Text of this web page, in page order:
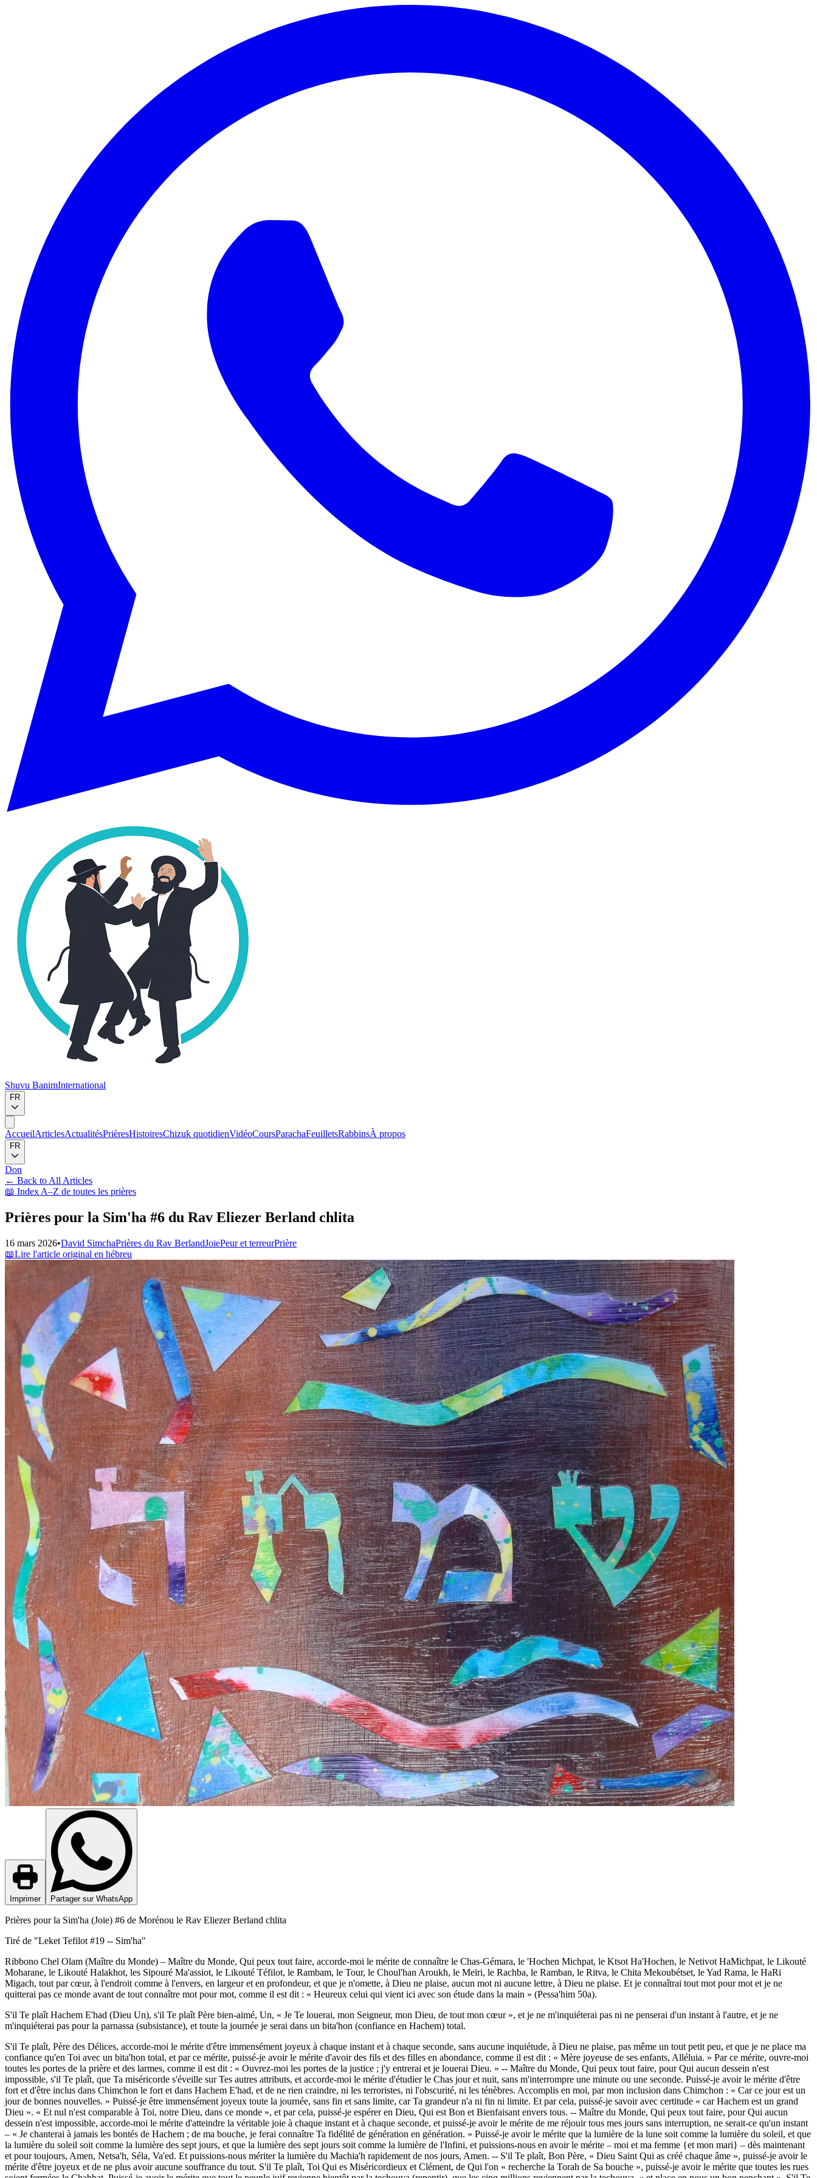
Shuvu BanimInternational
FR
AccueilArticlesActualitésPrièresHistoiresChizuk quotidienVidéoCoursParachaFeuilletsRabbinsÀ propos
FR
Don
← Back to All Articles
📖 Index A–Z de toutes les prières
Prières pour la Sim'ha #6 du Rav Eliezer Berland chlita
16 mars 2026•David SimchaPrières du Rav BerlandJoiePeur et terreurPrière
📖Lire l'article original en hébreu
Imprimer Partager sur WhatsApp
Prières pour la Sim'ha (Joie) #6 de Morénou le Rav Eliezer Berland chlita
Tiré de "Leket Tefilot #19 -- Sim'ha"
Ribbono Chel Olam (Maître du Monde) – Maître du Monde, Qui peux tout faire, accorde-moi le mérite de connaître le Chas-Gémara, le 'Hochen Michpat, le Ktsot Ha'Hochen, le Netivot HaMichpat, le Likouté
Moharane, le Likouté Halakhot, les Sipouré Ma'assiot, le Likouté Téfilot, le Rambam, le Tour, le Choul'han Aroukh, le Meïri, le Rachba, le Ramban, le Ritva, le Chita Mekoubétset, le Yad Rama, le HaRi
Migach, tout par cœur, à l'endroit comme à l'envers, en largeur et en profondeur, et que je n'omette, à Dieu ne plaise, aucun mot ni aucune lettre, à Dieu ne plaise. Et je connaîtrai tout mot pour mot et je ne
quitterai pas ce monde avant de tout connaître mot pour mot, comme il est dit : « Heureux celui qui vient ici avec son étude dans la main » (Pessa'him 50a).
S'il Te plaît Hachem E'had (Dieu Un), s'il Te plaît Père bien-aimé, Un, « Je Te louerai, mon Seigneur, mon Dieu, de tout mon cœur », et je ne m'inquiéterai pas ni ne penserai d'un instant à l'autre, et je ne
m'inquiéterai pas pour la parnassa (subsistance), et toute la journée je serai dans un bita'hon (confiance en Hachem) total.
S'il Te plaît, Père des Délices, accorde-moi le mérite d'être immensément joyeux à chaque instant et à chaque seconde, sans aucune inquiétude, à Dieu ne plaise, pas même un tout petit peu, et que je ne place ma
confiance qu'en Toi avec un bita'hon total, et par ce mérite, puissé-je avoir le mérite d'avoir des fils et des filles en abondance, comme il est dit : « Mère joyeuse de ses enfants, Alléluia. » Par ce mérite, ouvre-moi
toutes les portes de la prière et des larmes, comme il est dit : « Ouvrez-moi les portes de la justice ; j'y entrerai et je louerai Dieu. » -- Maître du Monde, Qui peux tout faire, pour Qui aucun dessein n'est
impossible, s'il Te plaît, que Ta miséricorde s'éveille sur Tes autres attributs, et accorde-moi le mérite d'étudier le Chas jour et nuit, sans m'interrompre une minute ou une seconde. Puissé-je avoir le mérite d'être
fort et d'être inclus dans Chimchon le fort et dans Hachem E'had, et de ne rien craindre, ni les terroristes, ni l'obscurité, ni les ténèbres. Accomplis en moi, par mon inclusion dans Chimchon : « Car ce jour est un
jour de bonnes nouvelles. » Puissé-je être immensément joyeux toute la journée, sans fin et sans limite, car Ta grandeur n'a ni fin ni limite. Et par cela, puissé-je savoir avec certitude « car Hachem est un grand
Dieu ». « Et nul n'est comparable à Toi, notre Dieu, dans ce monde », et par cela, puissé-je espérer en Dieu, Qui est Bon et Bienfaisant envers tous. -- Maître du Monde, Qui peux tout faire, pour Qui aucun
dessein n'est impossible, accorde-moi le mérite d'atteindre la véritable joie à chaque instant et à chaque seconde, et puissé-je avoir le mérite de me réjouir tous mes jours sans interruption, ne serait-ce qu'un instant
– « Je chanterai à jamais les bontés de Hachem ; de ma bouche, je ferai connaître Ta fidélité de génération en génération. » Puissé-je avoir le mérite que la lumière de la lune soit comme la lumière du soleil, et que
la lumière du soleil soit comme la lumière des sept jours, et que la lumière des sept jours soit comme la lumière de l'Infini, et puissions-nous en avoir le mérite – moi et ma femme {et mon mari} – dès maintenant
et pour toujours, Amen, Netsa'h, Séla, Va'ed. Et puissions-nous mériter la lumière du Machia'h rapidement de nos jours, Amen. -- S'il Te plaît, Bon Père, « Dieu Saint Qui as créé chaque âme », puissé-je avoir le
mérite d'être joyeux et de ne plus avoir aucune souffrance du tout. S'il Te plaît, Toi Qui es Miséricordieux et Clément, de Qui l'on « recherche la Torah de Sa bouche », puissé-je avoir le mérite que toutes les rues